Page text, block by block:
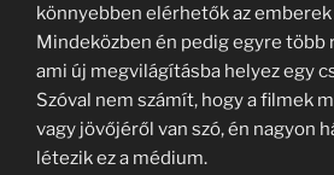
könnyebben elérhetők az emberek
Mindeközben én pedig egyre több
ami új megvilágításba helyez egy
Szóval nem számít, hogy a filmek
vagy jövőjéről van szó, én nagyon
létezik ez a médium.